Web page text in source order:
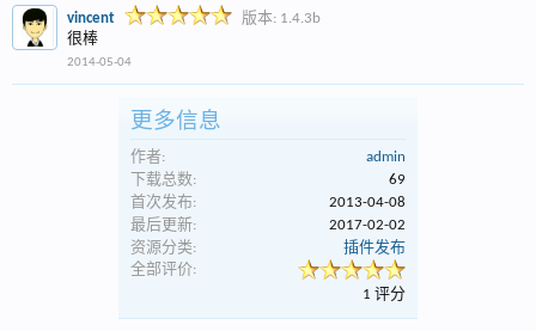
vincent
版本: 1.4.3b
很棒
2014-05-04
更多信息
作者:
admin
下载总数:
69
首次发布:
2013-04-08
最后更新:
2017-02-02
资源分类:
插件发布
全部评价:
1 评分